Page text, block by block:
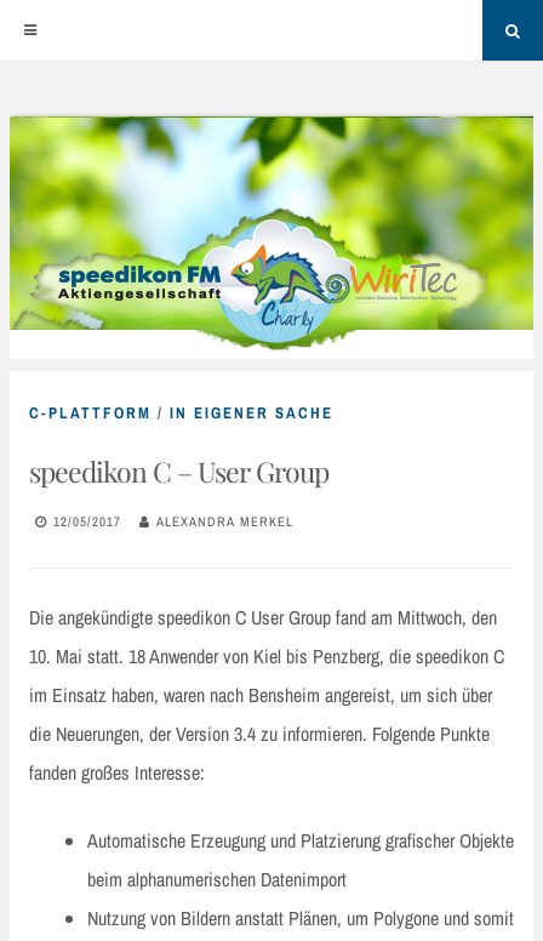
content
C-PLATTFORM / IN EIGENER SACHE
speedikon C – User Group
12/05/2017 ALEXANDRA MERKEL
Die angekündigte speedikon C User Group fand am Mittwoch, den
10. Mai statt. 18 Anwender von Kiel bis Penzberg, die speedikon C
im Einsatz haben, waren nach Bensheim angereist, um sich über
die Neuerungen, der Version 3.4 zu informieren. Folgende Punkte
fanden großes Interesse:
Automatische Erzeugung und Platzierung grafischer Objekte
beim alphanumerischen Datenimport
Nutzung von Bildern anstatt Plänen, um Polygone und somit